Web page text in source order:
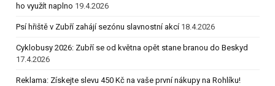
ho využít naplno 19.4.2026
Psí hřiště v Zubří zahájí sezónu slavnostní akcí 18.4.2026
Cyklobusy 2026: Zubří se od května opět stane branou do Beskyd
17.4.2026
Reklama: Získejte slevu 450 Kč na vaše první nákupy na Rohlíku!